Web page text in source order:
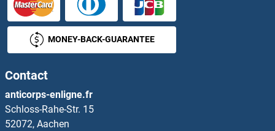
GLN1 Kits ELISA
GLO1 Kits ELISA
GLP-1 Kits ELISA
GLP-2 Kits ELISA
MONEY-BACK-GUARANTEE
Contact
anticorps-enligne.fr
Schloss-Rahe-Str. 15
52072, Aachen